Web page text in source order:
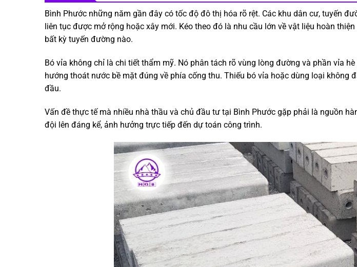
Bình Phước những năm gần đây có tốc độ đô thị hóa rõ rệt. Các khu dân cư, tuyến
liên tục được mở rộng hoặc xây mới. Kéo theo đó là nhu cầu lớn về vật liệu hoàn
bất kỳ tuyến đường nào.
Bó vỉa không chỉ là chi tiết thẩm mỹ. Nó phân tách rõ vùng lòng đường và phần vỉa
hướng thoát nước bề mặt đúng về phía cống thu. Thiếu bó vỉa hoặc dùng loại
đầu.
Vấn đề thực tế mà nhiều nhà thầu và chủ đầu tư tại Bình Phước gặp phải là nguồn
đội lên đáng kể, ảnh hưởng trực tiếp đến dự toán công trình.